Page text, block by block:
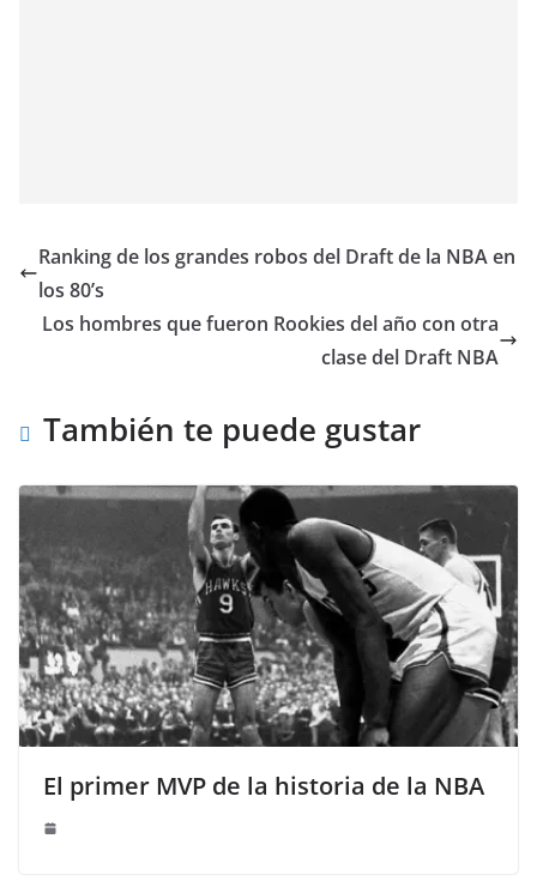
Ranking de los grandes robos del Draft de la NBA en
los 80’s
Los hombres que fueron Rookies del año con otra
clase del Draft NBA
También te puede gustar
El primer MVP de la historia de la NBA